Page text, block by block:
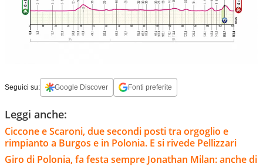
Seguici su: Google Discover Fonti preferite
Leggi anche:
Ciccone e Scaroni, due secondi posti tra orgoglio e
rimpianto a Burgos e in Polonia. E si rivede Pellizzari
Giro di Polonia, fa festa sempre Jonathan Milan: anche di